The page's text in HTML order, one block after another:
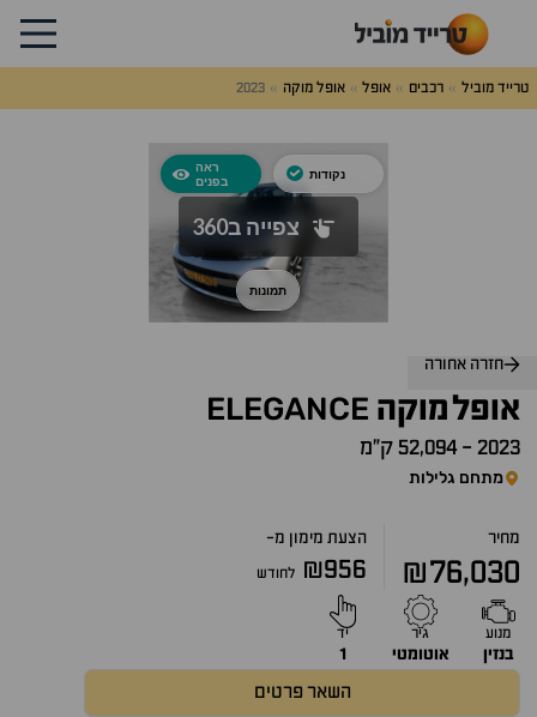
טרייד מוביל רכבים אופל אופל מוקה 2023
חזרה אחורה
אופלמוקה ELEGANCE
2023
- 52,094 ק״מ
מתחם גלילות
מחיר
₪76,030
הצעת מימון מ-
₪956 לחודש
מנוע
בנזין
גיר
אוטומטי
יד
1
השאר פרטים